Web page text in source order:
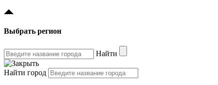
Выбрать регион
Найти
Найти город